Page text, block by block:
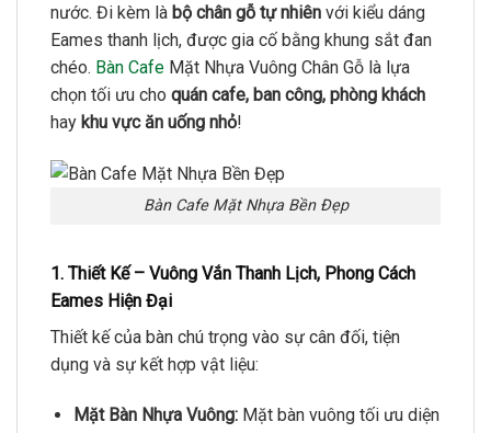
nước. Đi kèm là bộ chân gỗ tự nhiên với kiểu dáng
Eames thanh lịch, được gia cố bằng khung sắt đan
chéo. Bàn Cafe Mặt Nhựa Vuông Chân Gỗ là lựa
chọn tối ưu cho quán cafe, ban công, phòng khách
hay khu vực ăn uống nhỏ!
Bàn Cafe Mặt Nhựa Bền Đẹp
1. Thiết Kế – Vuông Vắn Thanh Lịch, Phong Cách
Eames Hiện Đại
Thiết kế của bàn chú trọng vào sự cân đối, tiện
dụng và sự kết hợp vật liệu:
Mặt Bàn Nhựa Vuông:Mặt bàn vuông tối ưu diện